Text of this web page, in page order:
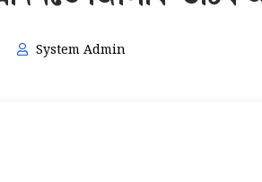
System Admin